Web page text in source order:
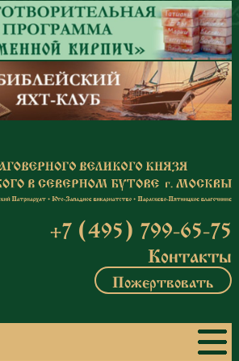
+7 (495) 799-65-75
Контакты
Пожертвовать